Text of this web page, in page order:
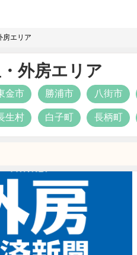
房エリア
外房エリア
金市 勝浦市 八街市
生村 白子町 長柄町